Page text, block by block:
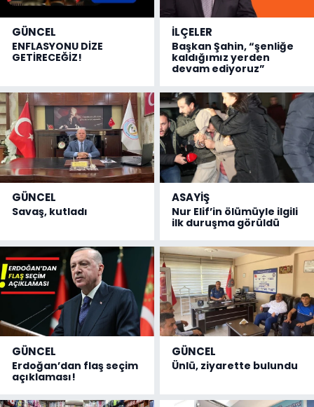
GÜNCEL
ENFLASYONU DİZE
GETİRECEĞİZ!
İLÇELER
Başkan Şahin, “şenliğe
kaldığımız yerden
devam ediyoruz”
GÜNCEL
Savaş, kutladı
ASAYİŞ
Nur Elif’in ölümüyle ilgili
ilk duruşma görüldü
GÜNCEL
Erdoğan’dan flaş seçim
açıklaması!
GÜNCEL
Ünlü, ziyarette bulundu